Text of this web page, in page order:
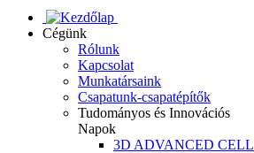
Cégünk
Rólunk
Kapcsolat
Munkatársaink
Csapatunk-csapatépítők
Tudományos és Innovációs
Napok
3D ADVANCED CELL